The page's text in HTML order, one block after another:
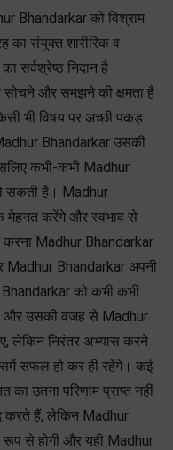
Bhandarkar को विश्राम
का संयुक्त शारीरिक व
सर्वश्रेष्ठ निदान है।
और समझने की क्षमता है
भी विषय पर अच्छी पकड़
Bhandarkar उसकी
कभी-कभी Madhur
सकती है। Madhur
मेहनत करेंगे और स्वभाव से
Madhur Bhandarkar
Madhur Bhandarkar अपनी
Bhandarkar को कभी कभी
और उसकी वजह से Madhur
लेकिन निरंतर अभ्यास करने
सफल हो कर ही रहेंगे। कई
उतना परिणाम प्राप्त नहीं
करते हैं, लेकिन Madhur
रूप से होगी और यही Madhur